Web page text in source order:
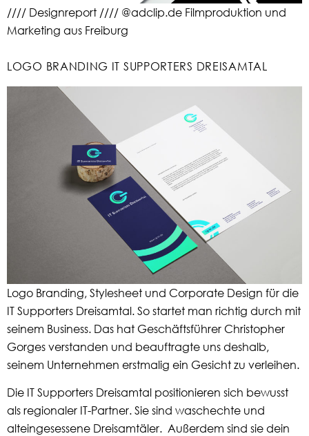
//// Designreport //// @adclip.de Filmproduktion und
Marketing aus Freiburg
LOGO BRANDING IT SUPPORTERS DREISAMTAL
Logo Branding, Stylesheet und Corporate Design für die
IT Supporters Dreisamtal. So startet man richtig durch mit
seinem Business. Das hat Geschäftsführer Christopher
Gorges verstanden und beauftragte uns deshalb,
seinem Unternehmen erstmalig ein Gesicht zu verleihen.
Die IT Supporters Dreisamtal positionieren sich bewusst
als regionaler IT-Partner. Sie sind waschechte und
alteingesessene Dreisamtäler. Außerdem sind sie dein